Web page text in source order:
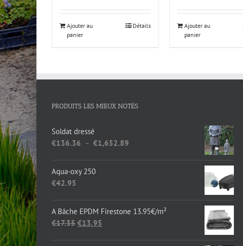
Ajouter au
panier
Détails
Ajouter au
panier
PRODUITS LES MIEUX NOTÉS
Soldat dressé
€136.36 – €1,652.89
€1,652.89
Aqua-oxy 250
€42.95
A Bâche EPDM Firestone 13.95€/m²
€17.35 Le
€13.95